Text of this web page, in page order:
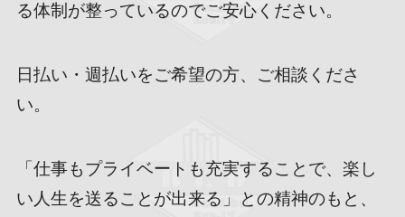
る体制が整っているのでご安心ください。
日払い・週払いをご希望の方、ご相談くださ
い。
「仕事もプライベートも充実することで、楽し
い人生を送ることが出来る」との精神のもと、